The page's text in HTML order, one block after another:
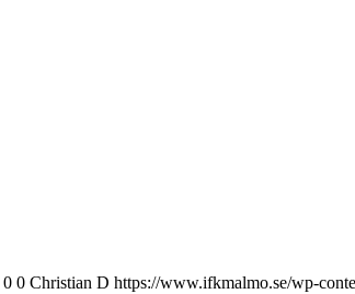
0 0 Christian D https://www.ifkmalmo.se/wp-